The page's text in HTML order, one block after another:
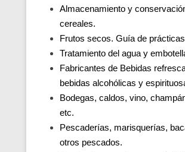
Almacenamiento y
cereales.
Frutos secos. Guía de
Tratamiento del agua y
Fabricantes de Bebidas
bebidas alcohólicas y
Bodegas, caldos, vino,
etc.
Pescaderías, marisquerías,
otros pescados.